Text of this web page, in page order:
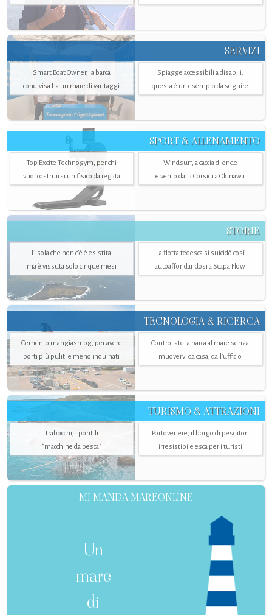
SERVIZI
Smart Boat Owner, la barca
condivisa ha un mare di vantaggi
Spiagge accessibili a disabili:
questa è un esempio da seguire
SPORT & ALLENAMENTO
Top Excite Technogym, per chi
vuol costruirsi un fisico da regata
Windsurf, a caccia di onde
e vento dalla Corsica a Okinawa
STORIE
L’isola che non c'è è esistita
ma è vissuta solo cinque mesi
La flotta tedesca si suicidò così
autoaffondandosi a Scapa Flow
TECNOLOGIA & RICERCA
Cemento mangiasmog, per avere
porti più puliti e meno inquinati
Controllate la barca al mare senza
muovervi da casa, dall’ufficio
TURISMO & ATTRAZIONI
Trabocchi, i pontili
"macchine da pesca"
Portovenere, il borgo di pescatori
irresistibile esca per i turisti
MI MANDA MAREONLINE
Un
mare
di